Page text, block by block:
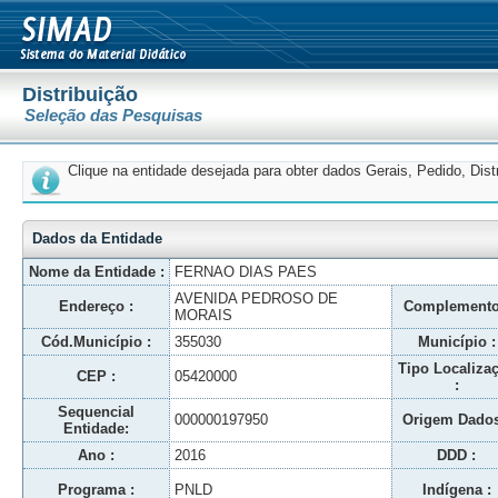
Distribuição
Seleção das Pesquisas
Clique na entidade desejada para obter dados Gerais, Pedido,
Dados da Entidade
Nome da Entidade :
FERNAO DIAS PAES
Endereço :
AVENIDA PEDROSO DE
MORAIS
Cód.Município : 355030 Município :
CEP : 05420000
Tipo
:
Sequencial
Entidade:
000000197950 Origem
Ano : 2016 DDD :
Programa : PNLD Indígena :